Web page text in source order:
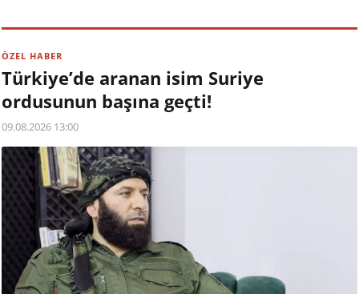
ÖZEL HABER
Türkiye’de aranan isim Suriye
ordusunun başına geçti!
09.08.2026 13:00